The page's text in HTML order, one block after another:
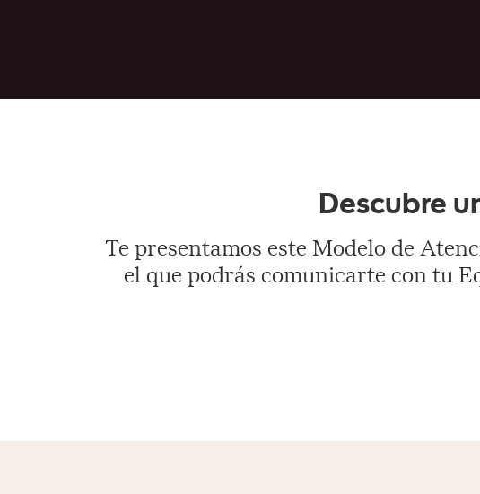
Descubre
Te presentamos este Modelo de
el que podrás comunicarte con tu